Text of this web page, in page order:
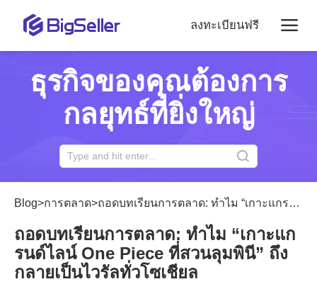
ลงทะเบียนฟรี
ธุรกิจของคุณต้องการ
กลยุทธ์ที่ยิ่งใหญ่
Blog>การตลาด>ถอดบทเรียนการตลาด: ทำไม “เกาะแกรนด์ไลน์ One Piece ที่สวนลุมพินี” ถึงกลายเป็นไวรัลทั่วโซเชียล
ถอดบทเรียนการตลาด: ทำไม “เกาะแก
รนด์ไลน์ One Piece ที่สวนลุมพินี” ถึง
กลายเป็นไวรัลทั่วโซเชียล